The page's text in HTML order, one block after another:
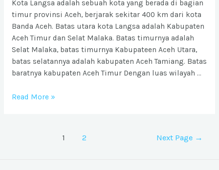
Kota Langsa adalah sebuah kota yang berada di bagian
timur provinsi Aceh, berjarak sekitar 400 km dari kota
Banda Aceh. Batas utara kota Langsa adalah Kabupaten
Aceh Timur dan Selat Malaka. Batas timurnya adalah
Selat Malaka, batas timurnya Kabupateen Aceh Utara,
batas selatannya adalah kabupaten Aceh Tamiang. Batas
baratnya kabupaten Aceh Timur Dengan luas wilayah …
Ongkos
Read More »
1 2 Next Page →